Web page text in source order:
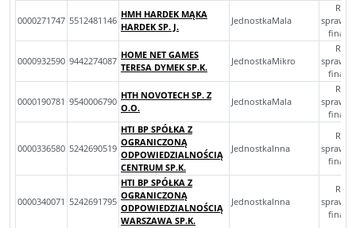
0000271747 5512481146
HMH HARDEK MĄKA
HARDEK SP. J.
JednostkaMala
0000932590 9442274087
HOME NET GAMES
TERESA DYMEK SP.K.
JednostkaMikro
0000190781 9540006790
HTH NOVOTECH SP. Z
O.O.
JednostkaMala
0000336580 5242690519
HTI BP SPÓŁKA Z
OGRANICZONĄ
ODPOWIEDZIALNOŚCIĄ
CENTRUM SP.K.
JednostkaInna
0000340071 5242691795
HTI BP SPÓŁKA Z
OGRANICZONĄ
ODPOWIEDZIALNOŚCIĄ
WARSZAWA SP.K.
JednostkaInna